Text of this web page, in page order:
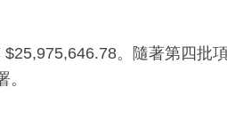
。隨著第四